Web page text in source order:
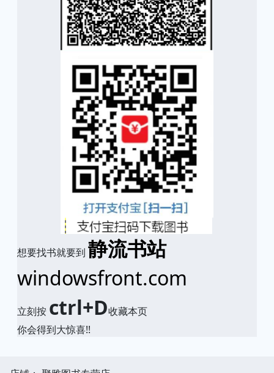
想要找书就要到 静流书站
windowsfront.com
立刻按 ctrl+D收藏本页
你会得到大惊喜!!